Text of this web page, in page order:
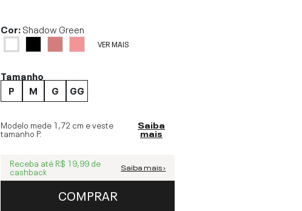
Cor:Shadow Green
VER MAIS
Tamanho
P
M G GG
Modelo mede 1,72 cm e veste
tamanho P.
Saiba
mais
Receba até R$ 19,99 de
cashback Saiba mais ›
COMPRAR